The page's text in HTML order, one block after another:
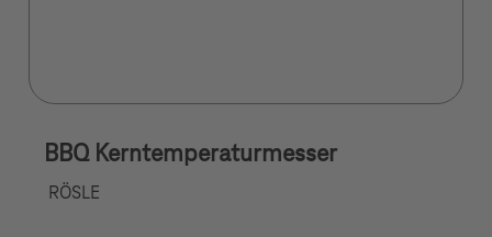
BBQ Kerntemperaturmesser
RÖSLE